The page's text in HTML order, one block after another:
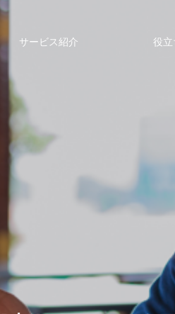
サービス紹介 役立